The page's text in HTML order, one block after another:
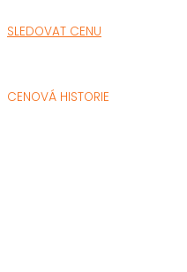
SLEDOVAT CENU
CENOVÁ HISTORIE